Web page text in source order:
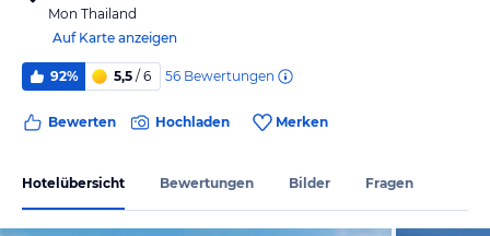
Mon Thailand
Auf Karte anzeigen
92% 5,5 / 6 56 Bewertungen
Bewerten Hochladen Merken
Hotelübersicht Bewertungen Bilder Fragen